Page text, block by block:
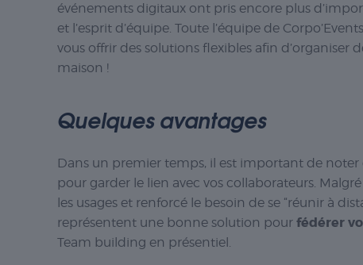
événements digitaux ont pris encore plus
et l’esprit d’équipe. Toute l’équipe de
vous offrir des solutions flexibles afin d’organiser
maison !
Quelques avantages
Dans un premier temps, il est important de
pour garder le lien avec vos collaborateurs.
les usages et renforcé le besoin de se “réunir à
représentent une bonne solution pour fédérer
Team building en présentiel.